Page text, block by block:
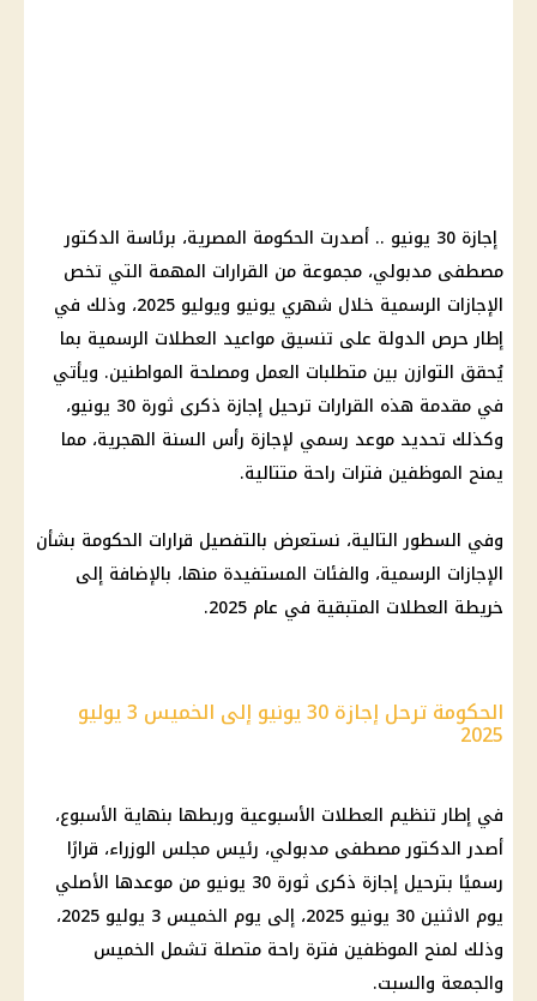
إجازة 30 يونيو .. أصدرت الحكومة المصرية، برئاسة الدكتور
مصطفى مدبولي، مجموعة من القرارات المهمة التي تخص
الإجازات الرسمية
خلال شهري يونيو ويوليو 2025، وذلك في
إطار حرص الدولة على تنسيق مواعيد العطلات الرسمية بما
يُحقق التوازن بين متطلبات العمل ومصلحة المواطنين. ويأتي
في مقدمة هذه القرارات ترحيل إجازة ذكرى ثورة 30 يونيو،
وكذلك تحديد موعد رسمي لإجازة رأس السنة الهجرية، مما
يمنح الموظفين فترات راحة متتالية.
وفي السطور التالية، نستعرض بالتفصيل قرارات الحكومة بشأن
الإجازات الرسمية، والفئات المستفيدة منها، بالإضافة إلى
خريطة العطلات المتبقية في عام 2025 .
الحكومة ترحل إجازة 30 يونيو إلى الخميس 3 يوليو
2025
في إطار تنظيم العطلات الأسبوعية وربطها بنهاية الأسبوع،
أصدرالدكتور مصطفى مدبولي، رئيس مجلس الوزراء، قرارًا
رسميًا بترحيل إجازة ذكرى ثورة 30 يونيو من موعدها الأصلي
يوم الاثنين 30 يونيو 2025، إلى يوم الخميس 3
يوليو 2025
،
وذلك لمنح الموظفين فترة راحة متصلة تشمل الخميس
والجمعة والسبت.